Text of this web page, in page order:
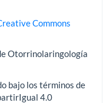
Commons
Otorrinolaringología
bajo los términos de
4.0